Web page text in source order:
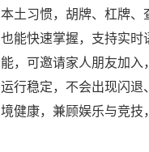
本土习惯，胡牌、杠牌
也能快速掌握，支持实
能，可邀请家人朋友加入
运行稳定，不会出现闪
境健康，兼顾娱乐与竞技